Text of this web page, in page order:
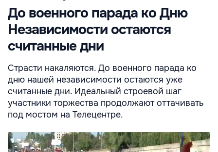
До военного парада ко Дню
Независимости остаются
считанные дни
Страсти накаляются. До военного парада ко
дню нашей независимости остаются уже
считанные дни. Идеальный строевой шаг
участники торжества продолжают оттачивать
под мостом на Телецентре.